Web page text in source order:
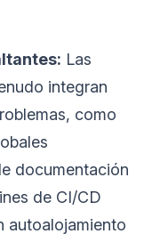
Las
integran
como
documentación
de CI/CD
autoalojamiento